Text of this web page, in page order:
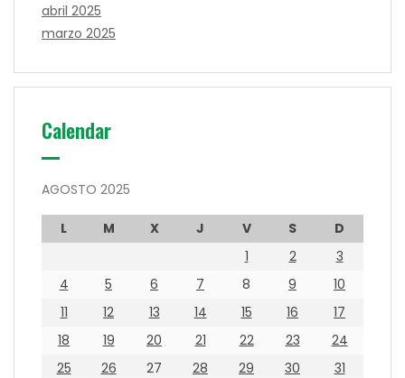
abril 2025
marzo 2025
Calendar
AGOSTO 2025
L M X J V S
D
1
2
3
4
5 6 7 8 9
10
11
12 13 14 15 16
17
18
19 20 21 22 23
24
25
26 27 28 29 30
31